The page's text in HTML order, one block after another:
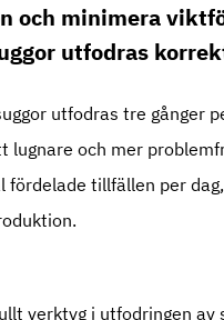
och minimera
utfodras
utfodras tre gånger
lugnare och mer
fördelade tillfällen per
verktyg i utfodringen av